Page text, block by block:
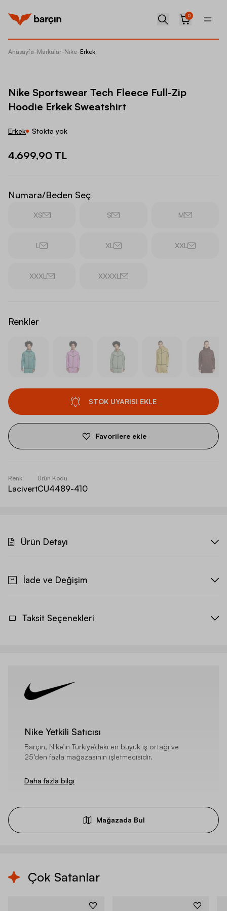
0
Anasayfa-Markalar-Nike-Erkek
Nike Sportswear Tech Fleece Full-Zip
Hoodie Erkek Sweatshirt
Erkek Stokta yok
4.699,90 TL
Numara/Beden Seç
XS S M
L XL XXL
XXXL XXXXL
Renkler
STOK UYARISI EKLE
Favorilere ekle
Renk
Lacivert
Ürün Kodu
CU4489-410
Ürün Detayı
İade ve Değişim
Taksit Seçenekleri
Nike Yetkili Satıcısı
Barçın, Nike’ın Türkiye’deki en büyük iş ortağı ve
25’den fazla mağazasının işletmecisidir.
Daha fazla bilgi
Mağazada Bul
Çok Satanlar